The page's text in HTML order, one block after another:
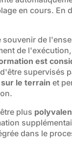
en cours. En
de
de
est
supervisés
le terrain et
plus
dans le